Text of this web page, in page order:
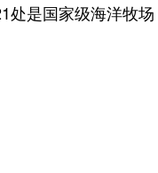
处是国家级海洋牧场